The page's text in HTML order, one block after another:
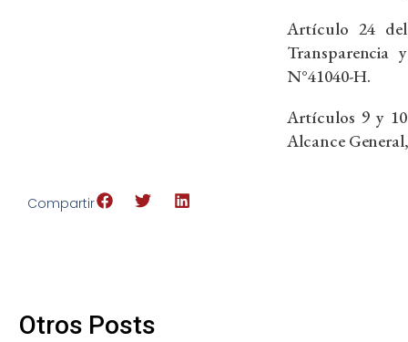
Artículo 24
Transparencia
N°41040-H.
Artículos 9 y
Alcance
Compartir
Otros Posts